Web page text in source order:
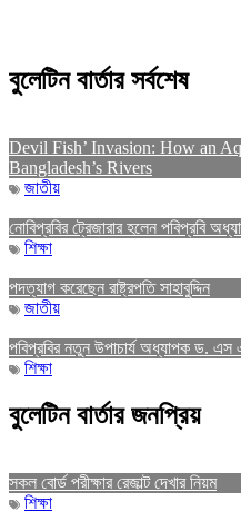
বুলেটিন বার্তার সর্বশেষ
Devil Fish’ Invasion: How an
Bangladesh’s Rivers
জাতীয়
নোবিপ্রবির ট্রেজারার হলেন পবিপ্রবি
শিক্ষা
পদত্যাগ করেছেন রাষ্ট্রপতি সাহাবুদ্দিন
জাতীয়
পবিপ্রবির নতুন উপাচার্য অধ্যাপক ড. এস
শিক্ষা
বুলেটিন বার্তার জনপ্রিয়
সকল বোর্ড পরীক্ষার রেজাল্ট দেখার নিয়ম
শিক্ষা